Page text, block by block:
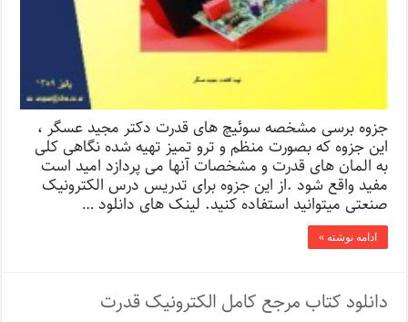
جزوه برسی مشخصه سوئیچ های قدرت دکتر مجید عسگر ،
این جزوه که بصورت منظم و ترو تمیز تهیه شده نگاهی کلی
به المان های قدرت و مشخصات آنها می پردازد امید است
مفید واقع شود .از این جزوه برای تدریس درس الکترونیک
صنعتی میتوانید استفاده کنید. لینک های دانلود …
ادامه نوشته »
دانلود کتاب مرجع کامل الکترونیک قدرت